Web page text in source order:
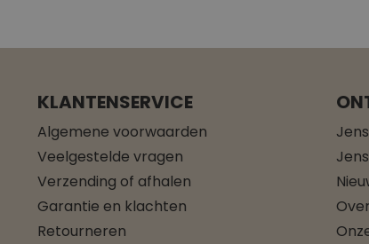
KLANTENSERVICE
Algemene voorwaarden
Veelgestelde vragen
Verzending of afhalen
Garantie en klachten
Retourneren